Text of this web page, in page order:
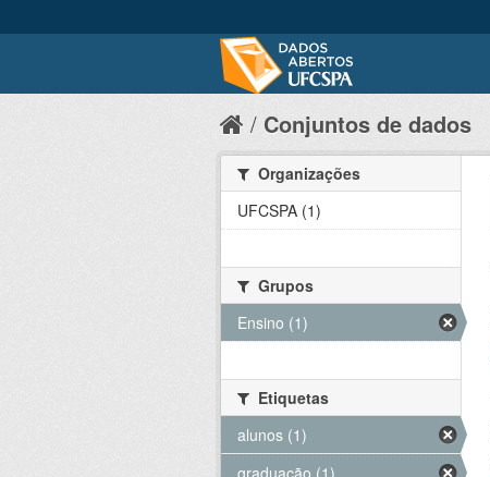
Conjuntos de dados
Organizações
UFCSPA (1)
Grupos
Ensino (1)
Etiquetas
alunos (1)
graduação (1)